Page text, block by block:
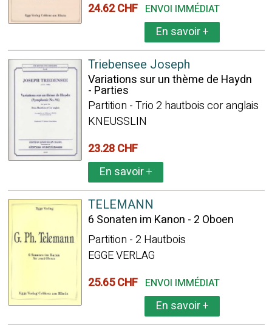
24.62 CHF ENVOI IMMÉDIAT
En savoir+
Triebensee Joseph
Variations sur un thème de Haydn
- Parties
Partition - Trio 2 hautbois cor anglais
KNEUSSLIN
23.28 CHF
En savoir+
TELEMANN
6 Sonaten im Kanon - 2 Oboen
Partition - 2 Hautbois
EGGE VERLAG
25.65 CHF ENVOI IMMÉDIAT
En savoir+